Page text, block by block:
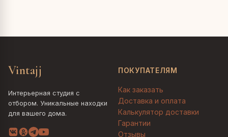
Vintajj
Интерьерная студия с
отбором. Уникальные находки
для вашего дома.
ПОКУПАТЕЛЯМ
Как заказать
Доставка и оплата
Калькулятор доставки
Гарантии
Отзывы